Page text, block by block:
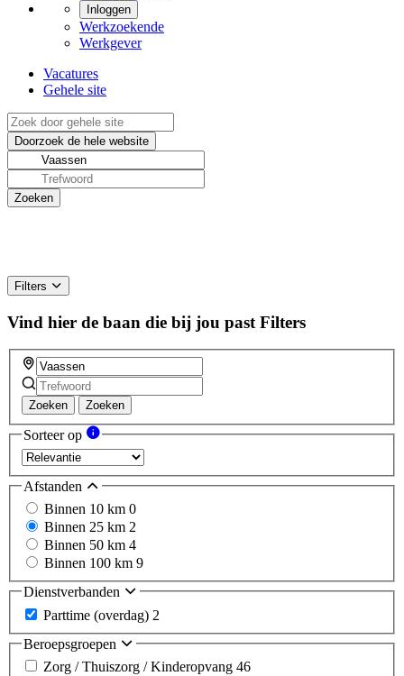
Inloggen
Werkzoekende
Werkgever
Vacatures
Gehele site
Filters
Vind hier de baan die bij jou past Filters
Zoeken Zoeken
Sorteer op
Afstanden
Binnen 10 km 0
Binnen 25 km 2
Binnen 50 km 4
Binnen 100 km 9
Dienstverbanden
Parttime (overdag) 2
Beroepsgroepen
Zorg / Thuiszorg / Kinderopvang 46